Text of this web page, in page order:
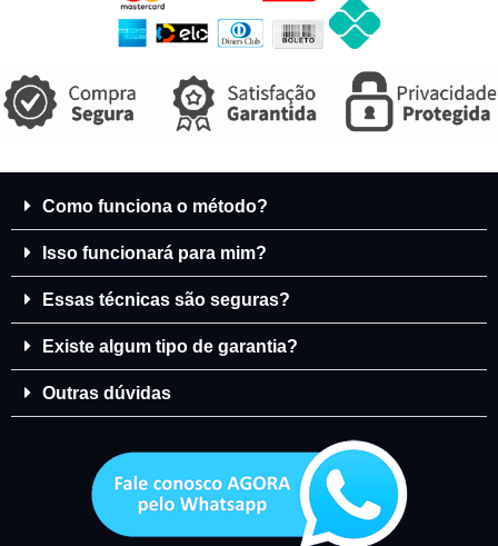
Como funciona o método?
Isso funcionará para mim?
Essas técnicas são seguras?
Existe algum tipo de garantia?
Outras dúvidas